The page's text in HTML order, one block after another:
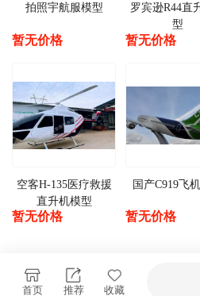
拍照宇航服模型
暂无价格
罗宾逊R44直
型
暂无价格
空客H-135医疗救援
直升机模型
暂无价格
国产C919飞
暂无价格
首页 推荐 收藏